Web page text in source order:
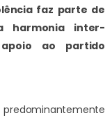
faz parte de
harmonia inter-
ao partido